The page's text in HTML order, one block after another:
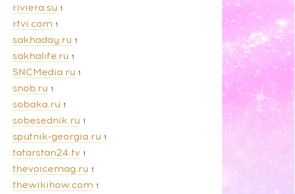
riviera.su 1
rtvi.com 1
sakhaday.ru 1
sakhalife.ru 1
SNCMedia.ru 1
snob.ru 1
sobaka.ru 1
sobesednik.ru 1
sputnik-georgia.ru 1
tatarstan24.tv 1
thevoicemag.ru 1
thewikihow.com 1